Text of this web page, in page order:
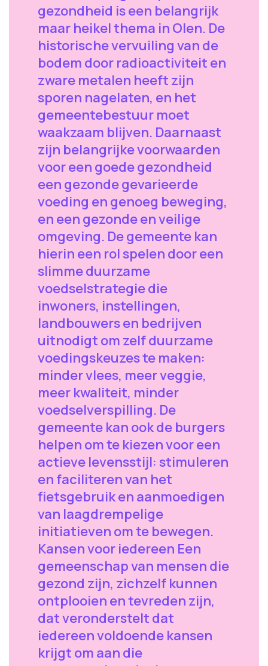
gezondheid is een belangrijk
maar heikel thema in Olen. De
historische vervuiling van de
bodem door radioactiviteit en
zware metalen heeft zijn
sporen nagelaten, en het
gemeentebestuur moet
waakzaam blijven. Daarnaast
zijn belangrijke voorwaarden
voor een goede gezondheid
een gezonde gevarieerde
voeding en genoeg beweging,
en een gezonde en veilige
omgeving. De gemeente kan
hierin een rol spelen door een
slimme duurzame
voedselstrategie die
inwoners, instellingen,
landbouwers en bedrijven
uitnodigt om zelf duurzame
voedingskeuzes te maken:
minder vlees, meer veggie,
meer kwaliteit, minder
voedselverspilling. De
gemeente kan ook de burgers
helpen om te kiezen voor een
actieve levensstijl: stimuleren
en faciliteren van het
fietsgebruik en aanmoedigen
van laagdrempelige
initiatieven om te bewegen.
Kansen voor iedereen Een
gemeenschap van mensen die
gezond zijn, zichzelf kunnen
ontplooien en tevreden zijn,
dat veronderstelt dat
iedereen voldoende kansen
krijgt om aan die